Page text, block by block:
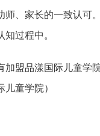
师、家长的一致认可
过程中。
盟品漾国际儿童学
童学院）